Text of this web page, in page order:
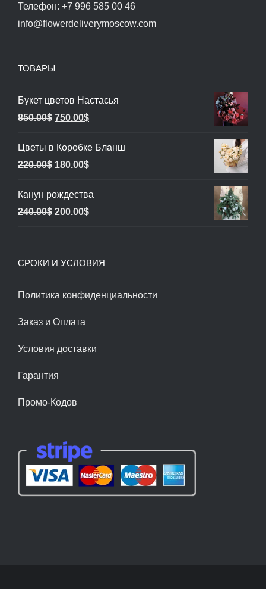
Телефон: +7 996 585 00 46
info@flowerdeliverymoscow.com
ТОВАРЫ
Букет цветов Настасья
850.00$ Первоначальная
составляла
850.00$.
750.00$Текущая
750.00$.
Цветы в Коробке Бланш
220.00$ Первоначальная
составляла
220.00$.
180.00$Текущая
180.00$.
Канун рождества
240.00$ Первоначальная
240.00$.
200.00$Текущая
СРОКИ И УСЛОВИЯ
Политика конфиденциальности
Заказ и Оплата
Условия доставки
Гарантия
Промо-Кодов